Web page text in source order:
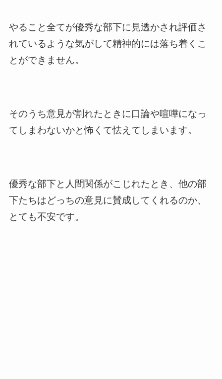
やること全てが優秀な部下に見透かされ評価さ
れているような気がして精神的には落ち着くこ
とができません。
そのうち意見が割れたときに口論や喧嘩になっ
てしまわないかと怖くて怯えてしまいます。
優秀な部下と人間関係がこじれたとき、他の部
下たちはどっちの意見に賛成してくれるのか、
とても不安です。